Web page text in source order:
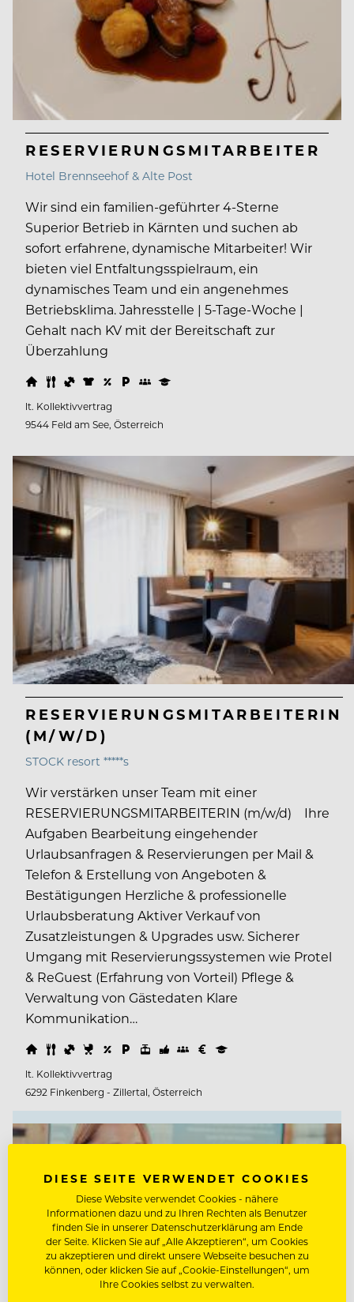
RESERVIERUNGSMITARBEITER
Hotel Brennseehof & Alte Post
Wir sind ein familien-geführter 4-Sterne
Superior Betrieb in Kärnten und suchen ab
sofort erfahrene, dynamische Mitarbeiter! Wir
bieten viel Entfaltungsspielraum, ein
dynamisches Team und ein angenehmes
Betriebsklima. Jahresstelle | 5-Tage-Woche |
Gehalt nach KV mit der Bereitschaft zur
Überzahlung
lt. Kollektivvertrag
9544 Feld am See, Österreich
RESERVIERUNGSMITARBEITERIN
(M/W/D)
STOCK resort *****s
Wir verstärken unser Team mit einer
RESERVIERUNGSMITARBEITERIN (m/w/d) Ihre
Aufgaben Bearbeitung eingehender
Urlaubsanfragen & Reservierungen per Mail &
Telefon & Erstellung von Angeboten &
Bestätigungen Herzliche & professionelle
Urlaubsberatung Aktiver Verkauf von
Zusatzleistungen & Upgrades usw. Sicherer
Umgang mit Reservierungssystemen wie Protel
& ReGuest (Erfahrung von Vorteil) Pflege &
Verwaltung von Gästedaten Klare
Kommunikation…
lt. Kollektivvertrag
6292 Finkenberg - Zillertal, Österreich
DIESE SEITE VERWENDET COOKIES
Diese Website verwendet Cookies - nähere
Informationen dazu und zu Ihren Rechten als Benutzer
finden Sie in unserer Datenschutzerklärung am Ende
der Seite. Klicken Sie auf „Alle Akzeptieren“, um Cookies
zu akzeptieren und direkt unsere Webseite besuchen zu
können, oder klicken Sie auf „Cookie-Einstellungen“, um
Ihre Cookies selbst zu verwalten.